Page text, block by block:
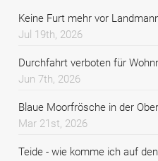
Keine Furt mehr vor
Jul 19th, 2026
Durchfahrt verboten für
Jun 7th, 2026
Blaue Moorfrösche in der
Mar 21st, 2026
Teide - wie komme ich auf